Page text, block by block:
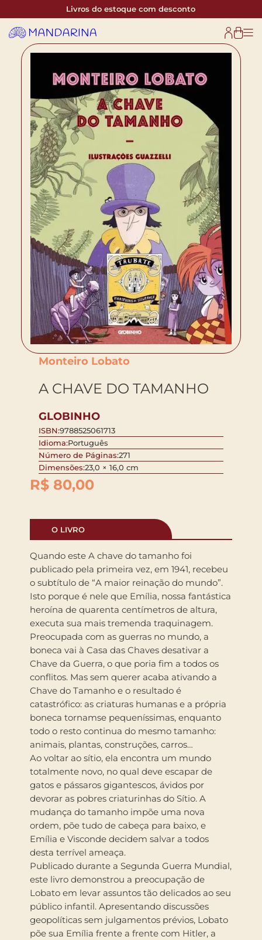
Livros do estoque com desconto
Monteiro Lobato
A CHAVE DO TAMANHO
GLOBINHO
ISBN:9788525061713
Idioma:Português
Número de Páginas:271
Dimensões:23,0 × 16,0 cm
R$ 80,00
O LIVRO
Quando este A chave do tamanho foi
publicado pela primeira vez, em 1941, recebeu
o subtítulo de “A maior reinação do mundo”.
Isto porque é nele que Emília, nossa fantástica
heroína de quarenta centímetros de altura,
executa sua mais tremenda traquinagem.
Preocupada com as guerras no mundo, a
boneca vai à Casa das Chaves desativar a
Chave da Guerra, o que poria fim a todos os
conflitos. Mas sem querer acaba ativando a
Chave do Tamanho e o resultado é
catastrófico: as criaturas humanas e a própria
boneca tornamse pequeníssimas, enquanto
todo o resto continua do mesmo tamanho:
animais, plantas, construções, carros…
Ao voltar ao sítio, ela encontra um mundo
totalmente novo, no qual deve escapar de
gatos e pássaros gigantescos, ávidos por
devorar as pobres criaturinhas do Sítio. A
mudança do tamanho impõe uma nova
ordem, põe tudo de cabeça para baixo, e
Emília e Visconde decidem salvar a todos
desta terrível ameaça.
Publicado durante a Segunda Guerra Mundial,
este livro demonstrou a preocupação de
Lobato em levar assuntos tão delicados ao seu
público infantil. Apresentando discussões
geopolíticas sem julgamentos prévios, Lobato
põe sua Emília frente a frente com Hitler, a